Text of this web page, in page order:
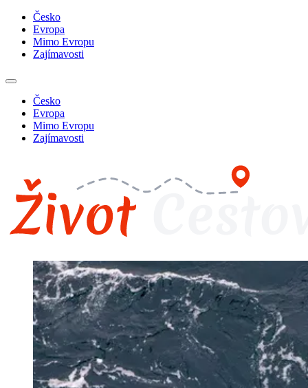
Česko
Evropa
Mimo Evropu
Zajímavosti
Česko
Evropa
Mimo Evropu
Zajímavosti